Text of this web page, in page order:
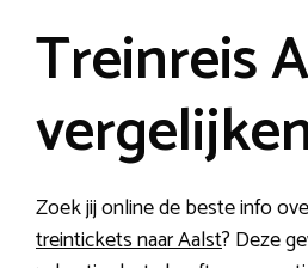
Treinreis
Zoek jij online de beste info
treintickets naar Aalst? Deze